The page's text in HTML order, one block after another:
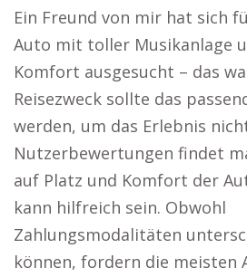
Ein Freund von mir hat sich
Auto mit toller Musikanlage
Komfort ausgesucht – das
Reisezweck sollte das
werden, um das Erlebnis
Nutzerbewertungen findet
auf Platz und Komfort der
kann hilfreich sein. Obwohl
Zahlungsmodalitäten
können, fordern die meisten